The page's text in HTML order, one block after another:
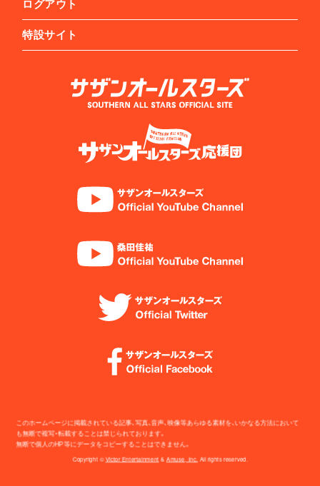
ログアウト
特設サイト
このホームページに掲載されている記事、写真、音声、映像等あらゆる素材を、いかなる方法において
も無断で複写・転載することは禁じられております。
無断で個人のHP等にデータをコピーすることはできません。
Copyright ©Victor Entertainment &Amuse, Inc. All rights reserved.